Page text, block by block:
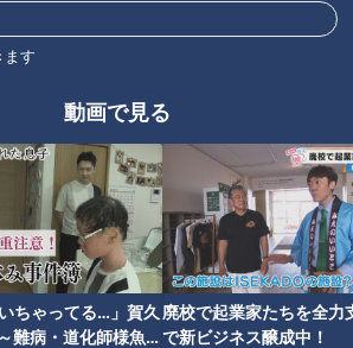
ます
動画で見る
ゃってる…」賀久
難病・道化師様魚鱗
廃校で起業家たちを全力
で新ビジネス醸成中！
ンツ
する！
グ」って
新“肉グル
「人がいないところへ打て」ド
ラゴンズ大島洋平、２０００安
打達成の礎となった恩師の指導
と打撃の極意を語る